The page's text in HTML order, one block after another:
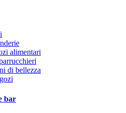
alimentari
di bellezza
bar